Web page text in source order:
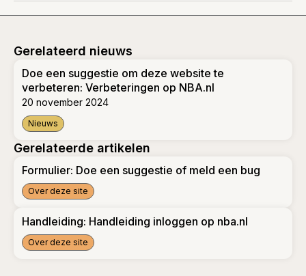
Gerelateerd nieuws
Doe een suggestie om deze website te
verbeteren: Verbeteringen op NBA.nl
20 november 2024
Nieuws
Gerelateerde artikelen
Formulier: Doe een suggestie of meld een bug
Over deze site
Handleiding: Handleiding inloggen op nba.nl
Over deze site